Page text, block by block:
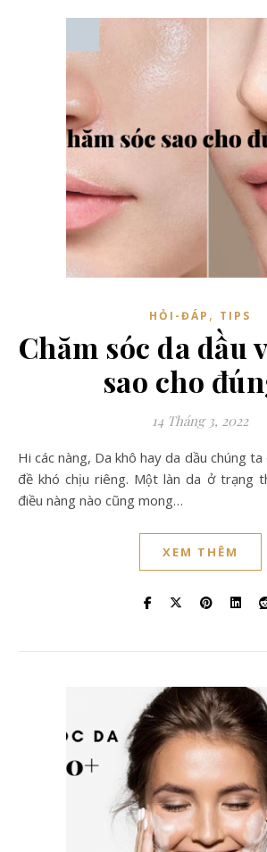
HỎI-ĐÁP , TIPS
Chăm sóc da dầu
sao cho
14 Tháng 3, 2022
Hi các nàng, Da khô hay da dầu chúng ta đều gặp những vấn
đề khó chịu riêng. Một làn da ở trạng
điều nàng nào cũng mong…
XEM THÊM